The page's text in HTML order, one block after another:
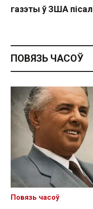
газэты ў ЗША
ПОВЯЗЬ ЧАСОЎ
Повязь часоў